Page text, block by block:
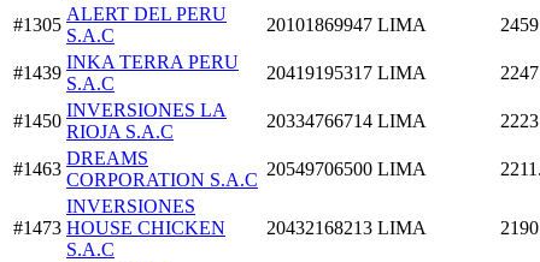
#1305
ALERT DEL PERU
S.A.C
20101869947 LIMA
#1439
INKA TERRA PERU
S.A.C
20419195317 LIMA
#1450
INVERSIONES LA
RIOJA S.A.C
20334766714 LIMA
#1463
DREAMS
CORPORATION S.A.C
20549706500 LIMA
#1473
INVERSIONES
HOUSE CHICKEN
S.A.C
20432168213 LIMA